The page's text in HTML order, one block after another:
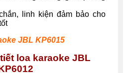
linh kiện đảm bảo cho
JBL KP6015
loa karaoke JBL